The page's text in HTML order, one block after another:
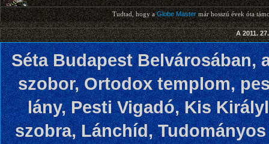
A 2011.
Séta Budapest Belvárosában,
szobor, Ortodox templom,
lány, Pesti Vigadó, Kis
szobra, Lánchíd,